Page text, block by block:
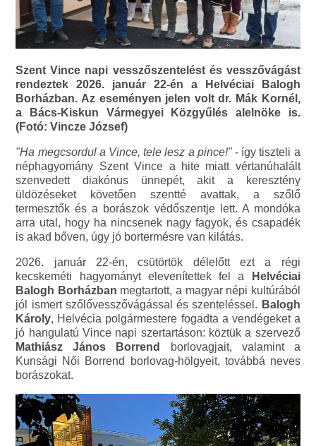
Szent Vince napi vesszőszentelést és vesszővágást
rendeztek 2026. január 22-én a Helvéciai Balogh
Borházban. Az eseményen jelen volt dr. Mák Kornél,
a Bács-Kiskun Vármegyei Közgyűlés alelnöke is.
(Fotó: Vincze József)
"Ha megcsordul a Vince, tele lesz a pince!"- így tiszteli a
néphagyomány Szent Vince a hite miatt vértanúhalált
szenvedett diakónus ünnepét, akit a keresztény
üldözéseket követően szentté avattak, a szőlő
termesztők és a borászok védőszentje lett. A mondóka
arra utal, hogy ha nincsenek nagy fagyok, és csapadék
is akad bőven, úgy jó bortermésre van kilátás.
2026. január 22-én, csütörtök délelőtt ezt a régi
kecskeméti hagyományt elevenítettek fel a
Helvéciai
Balogh Borházban megtartott, a magyar népi kultúrából
jól ismert szőlővesszővágással és szenteléssel. Balogh
Károly, Helvécia polgármestere fogadta a vendégeket a
jó hangulatú Vince napi szertartáson: köztük a szervező
Mathiász János Borrend
borlovagjait, valamint a
Kunsági Női Borrend borlovag-hölgyeit, továbbá neves
borászokat.